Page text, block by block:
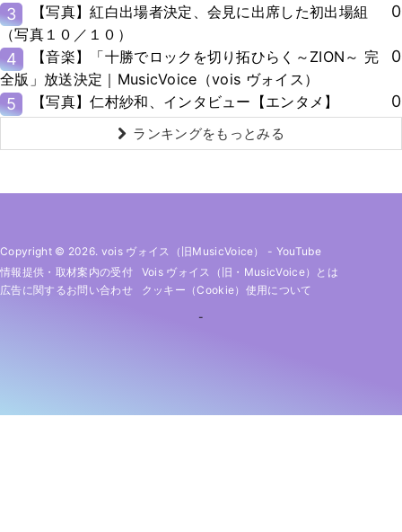
3
【写真】紅白出場者決定、会見に出席した初出場組
（写真１０／１０）
0
4
【音楽】「十勝でロックを切り拓ひらく～ZION～ 完
全版」放送決定｜MusicVoice（vois ヴォイス）
0
5 【写真】仁村紗和、インタビュー【エンタメ】 0
ランキングをもっとみる
Copyright © 2026. vois ヴォイス（旧MusicVoice） - YouTube
情報提供・取材案内の受付
Vois ヴォイス（旧・MusicVoice）とは
広告に関するお問い合わせ
クッキー（cookie）使用について
-